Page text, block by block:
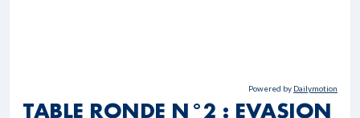
Powered by Dailymotion
TABLE RONDE N°2 : EVASION